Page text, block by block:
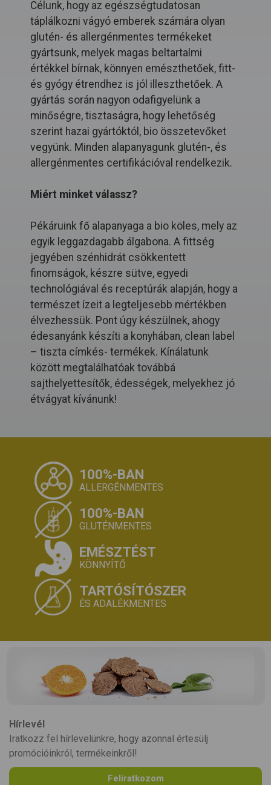
Célunk, hogy az egészségtudatosan
táplálkozni vágyó emberek számára olyan
glutén- és allergénmentes termékeket
gyártsunk, melyek magas beltartalmi
értékkel bírnak, könnyen emészthetőek, fitt-
és gyógy étrendhez is jól illeszthetőek. A
gyártás során nagyon odafigyelünk a
minőségre, tisztaságra, hogy lehetőség
szerint hazai gyártóktól, bio összetevőket
vegyünk. Minden alapanyagunk glutén-, és
allergénmentes certifikációval rendelkezik.
Miért minket válassz?
Pékáruink fő alapanyaga a bio köles, mely az
egyik leggazdagabb álgabona. A fittség
jegyében szénhidrát csökkentett
finomságok, készre sütve, egyedi
technológiával és receptúrák alapján, hogy a
természet ízeit a legteljesebb mértékben
élvezhessük. Pont úgy készülnek, ahogy
édesanyánk készíti a konyhában, clean label
– tiszta címkés- termékek. Kínálatunk
között megtalálhatóak továbbá
sajthelyettesítők, édességek, melyekhez jó
étvágyat kívánunk!
100%-BAN
ALLERGÉNMENTES
100%-BAN
GLUTÉNMENTES
EMÉSZTÉST
KÖNNYÍTŐ
TARTÓSÍTÓSZER
ÉS ADALÉKMENTES
Hírlevél
Iratkozz fel hírlevelünkre, hogy azonnal értesülj
promócióinkról, termékeinkről!
Feliratkozom